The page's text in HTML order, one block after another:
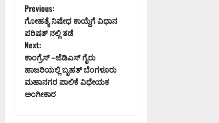
P
o
s
t
n
Previous:
ಗೋಹತ್ಯೆ ನಿಷೇಧ ಕಾಯ್ದೆಗೆ ವಿಧಾನ
ಪರಿಷತ್ ನಲ್ಲಿ ತಡೆ
Next:
ಕಾಂಗ್ರೆಸ್ –ಜೆಡಿಎಸ್ ಗೈರು
ಹಾಜರಿಯಲ್ಲಿ ಬೃಹತ್ ಬೆಂಗಳೂರು
ಮಹಾನಗರ ಪಾಲಿಕೆ ವಿಧೇಯಕ
ಅಂಗೀಕಾರ